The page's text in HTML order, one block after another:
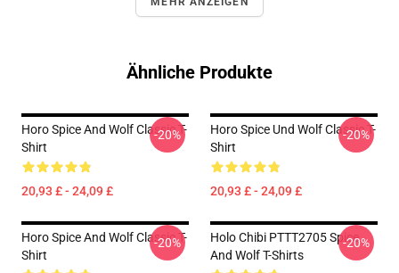
Ähnliche Produkte
Horo Spice And Wolf Classic T-
Shirt
20,93 £ - 24,09 £
-20%
Horo Spice Und Wolf Classic T-
Shirt
20,93 £ - 24,09 £
-20%
Horo Spice And Wolf Classic T-
Shirt
-20%
Holo Chibi PTTT2705 Spice
And Wolf T-Shirts
-20%